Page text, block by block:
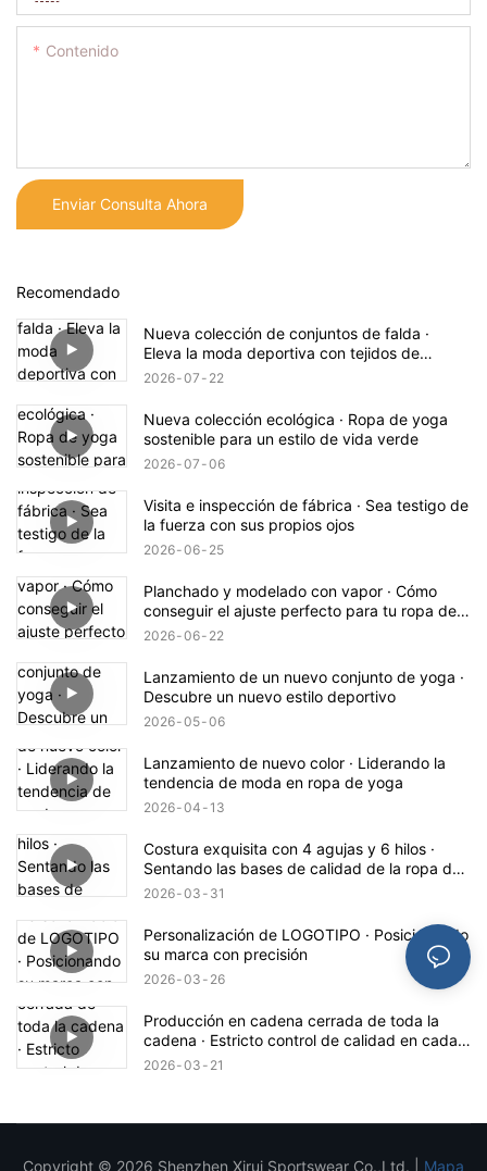
Contenido
Enviar Consulta Ahora
Recomendado
Nueva colección de conjuntos de falda ·
Eleva la moda deportiva con tejidos de
primera calidad.
2026 07 22
Nueva colección ecológica · Ropa de yoga
sostenible para un estilo de vida verde
2026 07 06
Visita e inspección de fábrica · Sea testigo de
la fuerza con sus propios ojos
2026 06 25
Planchado y modelado con vapor · Cómo
conseguir el ajuste perfecto para tu ropa de
yoga
2026 06 22
Lanzamiento de un nuevo conjunto de yoga ·
Descubre un nuevo estilo deportivo
2026 05 06
Lanzamiento de nuevo color · Liderando la
tendencia de moda en ropa de yoga
2026 04 13
Costura exquisita con 4 agujas y 6 hilos ·
Sentando las bases de calidad de la ropa de
yoga Hearuisavy
2026 03 31
Personalización de LOGOTIPO · Posicionando
su marca con precisión
2026 03 26
Producción en cadena cerrada de toda la
cadena · Estricto control de calidad en cada
proceso
2026 03 21
Copyright © 2026 Shenzhen Xirui Sportswear Co.,Ltd. | Mapa